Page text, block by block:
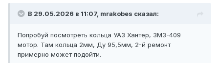
В 29.05.2026 в 11:07, mrakobes сказал:
Попробуй посмотреть кольца УАЗ Хантер, ЗМЗ-409
мотор. Там кольца 2мм, Ду 95,5мм, 2-й ремонт
примерно может подойти.